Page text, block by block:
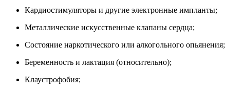
Кардиостимуляторы и другие электронные импланты;
Металлические искусственные клапаны сердца;
Состояние наркотического или алкогольного опьянения;
Беременность и лактация (относительно);
Клаустрофобия;